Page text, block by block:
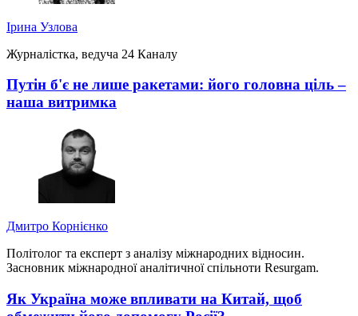
Ірина Узлова
Журналістка, ведуча 24 Каналу
Путін б'є не лише ракетами: його головна ціль –
наша витримка
Дмитро Корнієнко
Політолог та експерт з аналізу міжнародних відносин.
Засновник міжнародної аналітичної спільноти Resurgam.
Як Україна може впливати на Китай, щоб